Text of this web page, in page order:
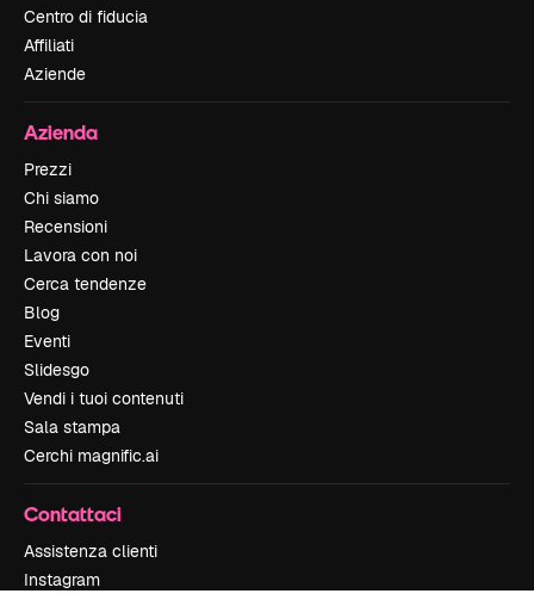
Centro di fiducia
Affiliati
Aziende
Azienda
Prezzi
Chi siamo
Recensioni
Lavora con noi
Cerca tendenze
Blog
Eventi
Slidesgo
Vendi i tuoi contenuti
Sala stampa
Cerchi magnific.ai
Contattaci
Assistenza clienti
Instagram